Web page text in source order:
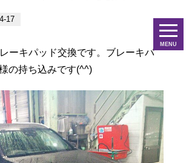
MENU
17
ーキパッド交換です。ブレーキパ
の持ち込みです(^^)